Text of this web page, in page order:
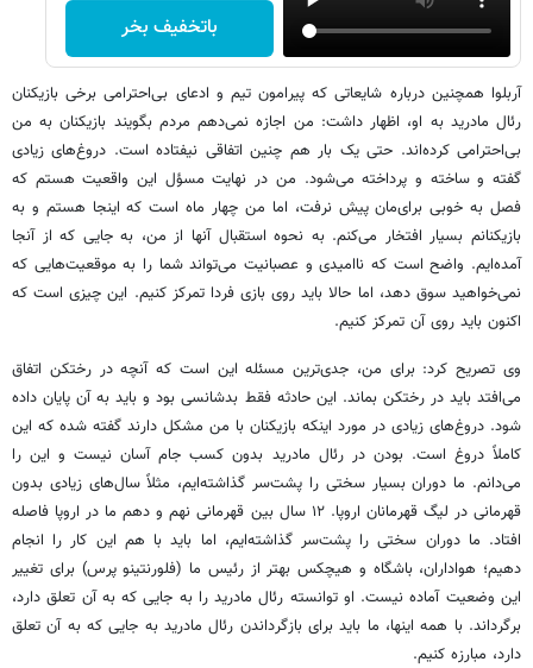
باتخفیف بخر
آربلوا همچنین درباره شایعاتی که پیرامون تیم و ادعای بی‌احترامی برخی بازیکنان
رئال مادرید به او، اظهار داشت: من اجازه نمی‌دهم مردم بگویند بازیکنان به من
بی‌احترامی کرده‌اند. حتی یک بار هم چنین اتفاقی نیفتاده است. دروغ‌های زیادی
گفته و ساخته و پرداخته می‌شود. من در نهایت مسؤل این واقعیت هستم که
فصل به خوبی برای‌مان پیش نرفت، اما من چهار ماه است که اینجا هستم و به
بازیکنانم بسیار افتخار می‌کنم. به نحوه استقبال آنها از من، به جایی که از آنجا
آمده‌ایم. واضح است که ناامیدی و عصبانیت می‌تواند شما را به موقعیت‌هایی که
نمی‌خواهید سوق دهد، اما حالا باید روی بازی فردا تمرکز کنیم. این چیزی است که
اکنون باید روی آن تمرکز کنیم.
وی تصریح کرد: برای من، جدی‌ترین مسئله این است که آنچه در رختکن اتفاق
می‌افتد باید در رختکن بماند. این حادثه فقط بدشانسی بود و باید به آن پایان داده
شود. دروغ‌های زیادی در مورد اینکه بازیکنان با من مشکل دارند گفته شده که این
کاملاً دروغ است. بودن در رئال مادرید بدون کسب جام آسان نیست و این را
می‌دانم. ما دوران بسیار سختی را پشت‌سر گذاشته‌ایم، مثلاً سال‌های زیادی بدون
قهرمانی در لیگ قهرمانان اروپا. ۱۲ سال بین قهرمانی نهم و دهم ما در اروپا فاصله
افتاد. ما دوران سختی را پشت‌سر گذاشته‌ایم، اما باید با هم این کار را انجام
دهیم؛ هواداران، باشگاه و هیچکس بهتر از رئیس ما (فلورنتینو پرس) برای تغییر
این وضعیت آماده نیست. او توانسته رئال مادرید را به جایی که به آن تعلق دارد،
برگرداند. با همه اینها، ما باید برای بازگرداندن رئال مادرید به جایی که به آن تعلق
دارد، مبارزه کنیم.